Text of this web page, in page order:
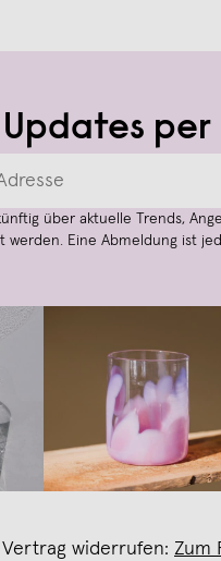
über aktuelle Trends,
werden. Eine Abmeldung ist
Vertrag widerrufen: Zum